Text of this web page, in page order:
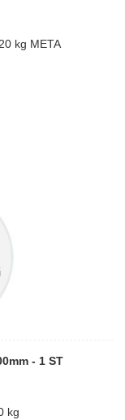
kg META
- 1 ST
kg